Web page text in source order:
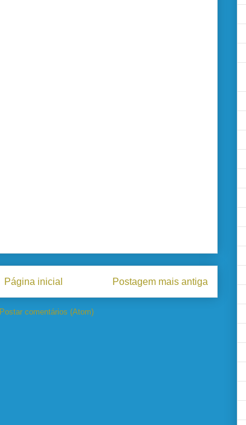
Postagem mais antiga
Página inicial
Postar comentários (Atom)